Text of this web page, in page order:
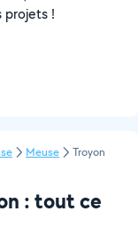
projets !
Meuse Troyon
: tout ce